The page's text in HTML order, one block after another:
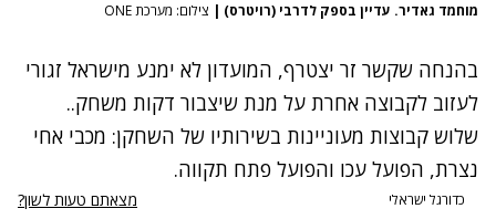
מוחמד גאדיר. עדיין בספק לדרבי (רויטרס) | צילום: מערכת ONE
בהנחה שקשר זר יצטרף, המועדון לא ימנע מישראל זגורי
לעזוב לקבוצה אחרת על מנת שיצבור דקות משחק..
שלוש קבוצות מעוניינות בשירותיו של השחקן: מכבי אחי
נצרת, הפועל עכו והפועל פתח תקווה.
כדורגל ישראלי מצאתם טעות לשון?